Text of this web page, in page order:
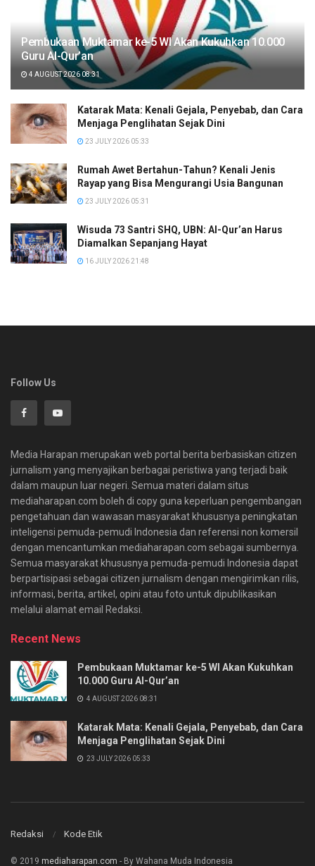
Pembukaan Muktamar ke-5 WI Akan Kukuhkan 10.000
Guru Al-Qur’an
4 AUGUST 2026 08:31
Katarak Mata: Kenali Gejala, Penyebab, dan Cara
Menjaga Penglihatan Sejak Dini
23 JULY 2026 05:33
Rumah Awet Bertahun-Tahun? Kenali Jenis
Rayap yang Bisa Mengurangi Usia Bangunan
23 JULY 2026 05:31
Wisuda 73 Santri SHQ, UBN: Al-Qur’an Harus
Diamalkan Sepanjang Hayat
16 JULY 2026 21:48
Follow Us
Media Harapan merupakan web portal berita berbasiskan citizen
jurnalism yang menyajikan berbagai peristiwa yang terjadi baik
dalam maupun luar negeri. Semua materi dalam situs
mediaharapan.com boleh di copy guna keperluan pengembangan
pengetahuan dan wawasan masyarakat khususnya peningkatan
inteligensi pemuda-pemudi Indonesia dan referensi non komersil
dengan mencantumkan mediaharapan.com sebagai sumbernya.
Semua masyarakat khususnya pemuda-pemudi Indonesia dapat
berpartisipasi sebagai citizen jurnalism dengan mengirimkan rilis,
informasi, berita, artikel, opini atau foto untuk dipublikasikan
melalui alamat email Redaksi.
Recent News
Pembukaan Muktamar ke-5 WI Akan Kukuhkan
10.000 Guru Al-Qur’an
4 AUGUST 2026 08:31
Katarak Mata: Kenali Gejala, Penyebab, dan Cara
Menjaga Penglihatan Sejak Dini
23 JULY 2026 05:33
Redaksi Kode Etik
© 2019 mediaharapan.com - By Wahana Muda Indonesia